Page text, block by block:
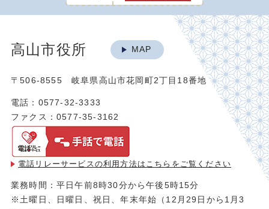
高山市役所 MAP
〒506-8555 岐阜県高山市花岡町2丁目18番地
電話：0577-32-3333
ファクス：0577-35-3162
電話リレーサービスの利用方法は こちらをご覧ください
業務時間：平日午前8時30分から午後5時15分
※土曜日、日曜日、祝日、年末年始（12月29日から1月3